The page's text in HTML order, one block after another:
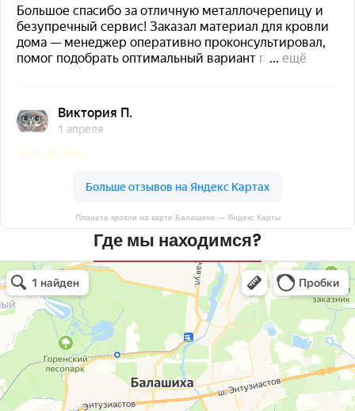
Планета кровли на карте Балашихи — Яндекс Карты
Где мы находимся?
Планета кровли
Кровля и кровельные материалы в Балашихе
Окна в Балашихе